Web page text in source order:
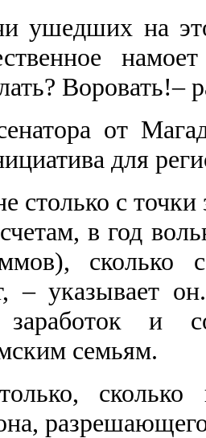
ушедших на
Воровать!‒
от
для
столько с точки
в год
сколько
‒ указывает
и
семьям.